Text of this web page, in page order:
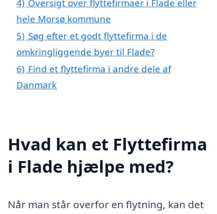
4) Oversigt over flyttefirmaer i Flade eller
hele Morsø kommune
5) Søg efter et godt flyttefirma i de
omkringliggende byer til Flade?
6) Find et flyttefirma i andre dele af
Danmark
Hvad kan et Flyttefirma
i Flade hjælpe med?
Når man står overfor en flytning, kan det